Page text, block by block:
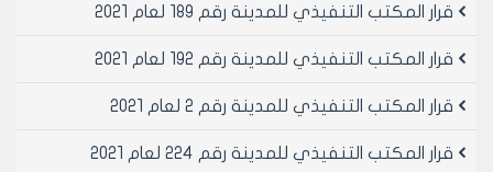
• تدقق مخططات مشاريع التقسيم للعقارات الخاضعة
ومكتب الطبوغرافيا ومكتب أمانة الخارطة الذي يعتبر
التنفيذي لمجلس المدينة وتصدق من قبل المكتب
4- مشاريع ضم جزء من الأملاك العامة (فضلة طريق مثلاً) أو
قرار المكتب التنفيذي للمدينة رقم 189 لعام 2021
قرار المكتب التنفيذي للمدينة رقم 192 لعام 2021
قرار المكتب التنفيذي للمدينة رقم 2 لعام 2021
قرار المكتب التنفيذي للمدينة رقم 224 لعام 2021